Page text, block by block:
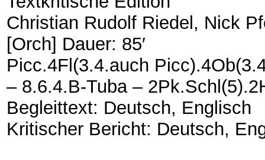
Christian Rudolf Riedel, Nick
[Orch] Dauer: 85′
Picc.4Fl(3.4.auch
– 8.6.4.B-Tuba –
Begleittext: Deutsch, Englisch
Kritischer Bericht: Deutsch,